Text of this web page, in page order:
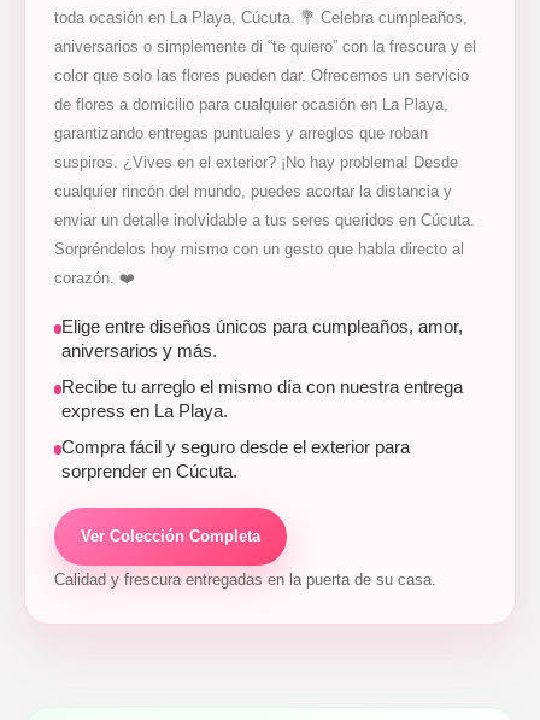
toda ocasión en La Playa, Cúcuta. 💐 Celebra cumpleaños,
aniversarios o simplemente di “te quiero” con la frescura y el
color que solo las flores pueden dar. Ofrecemos un servicio
de flores a domicilio para cualquier ocasión en La Playa,
garantizando entregas puntuales y arreglos que roban
suspiros. ¿Vives en el exterior? ¡No hay problema! Desde
cualquier rincón del mundo, puedes acortar la distancia y
enviar un detalle inolvidable a tus seres queridos en Cúcuta.
Sorpréndelos hoy mismo con un gesto que habla directo al
corazón. ❤️
Elige entre diseños únicos para cumpleaños, amor,
aniversarios y más.
Recibe tu arreglo el mismo día con nuestra entrega
express en La Playa.
Compra fácil y seguro desde el exterior para
sorprender en Cúcuta.
Ver Colección Completa
Calidad y frescura entregadas en la puerta de su casa.